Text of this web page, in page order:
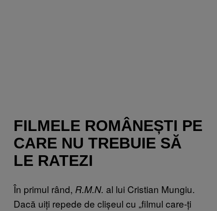
FILMELE ROMÂNEȘTI PE
CARE NU TREBUIE SĂ
LE RATEZI
În primul rând, R.M.N. al lui Cristian Mungiu.
Dacă uiți repede de clișeul cu „filmul care-ți